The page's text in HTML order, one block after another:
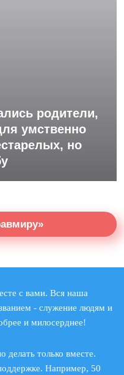
родители,
умственно
но
с вами. Вся наша
- служение людям и
и милосерднее!
только вместе.
Например, 50